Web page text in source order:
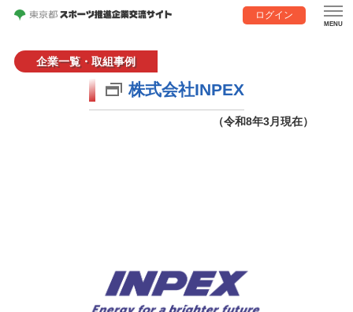
ログイン
企業一覧・取組事例
株式会社INPEX
（令和8年3月現在）